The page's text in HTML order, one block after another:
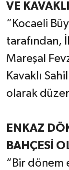
VE
“Kocaeli
tarafından,
Mareşal
Kavaklı
olarak
ENKAZ
BAHÇESİ
“Bir dönem